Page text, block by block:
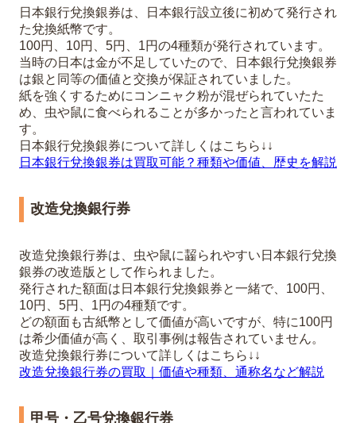
日本銀行兌換銀券は、日本銀行設立後に初めて発行され
た兌換紙幣です。
100円、10円、5円、1円の4種類が発行されています。
当時の日本は金が不足していたので、日本銀行兌換銀券
は銀と同等の価値と交換が保証されていました。
紙を強くするためにコンニャク粉が混ぜられていたた
め、虫や鼠に食べられることが多かったと言われていま
す。
日本銀行兌換銀券について詳しくはこちら↓↓
日本銀行兌換銀券は買取可能？種類や価値、歴史を解説
改造兌換銀行券
改造兌換銀行券は、虫や鼠に齧られやすい日本銀行兌換
銀券の改造版として作られました。
発行された額面は日本銀行兌換銀券と一緒で、100円、
10円、5円、1円の4種類です。
どの額面も古紙幣として価値が高いですが、特に100円
は希少価値が高く、取引事例は報告されていません。
改造兌換銀行券について詳しくはこちら↓↓
改造兌換銀行券の買取｜価値や種類、通称名など解説
甲号・乙号兌換銀行券